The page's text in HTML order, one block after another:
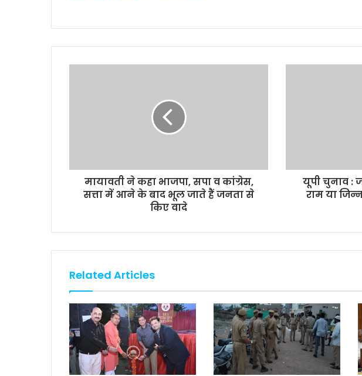
k
मायावती ने कहा भाजपा, सपा व कांग्रेस,
सत्ता में आने के बाद भूल जाते हैं जनता से
किए वादे
यूपी चुनाव :
राम या
Related Articles